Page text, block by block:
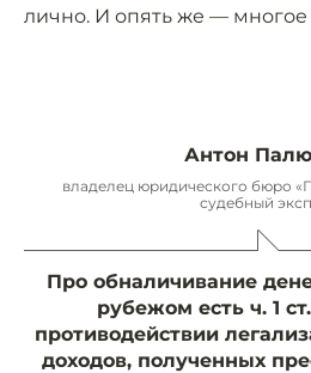
лично. И опять же — многое
Антон
владелец юридического бюро
судебный
Про обналичивание
рубежом есть ч. 1
противодействии
доходов, полученных